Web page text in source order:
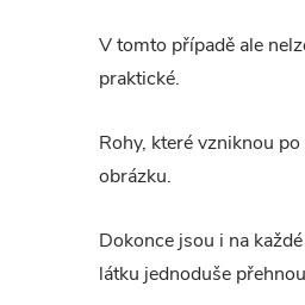
V tomto případě ale
praktické.
Rohy, které vzniknou
obrázku.
Dokonce jsou i na
látku jednoduše